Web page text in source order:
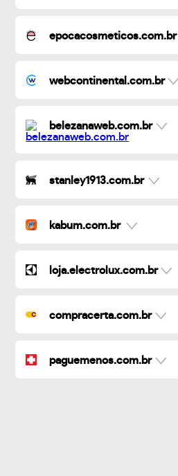
epocacosmeticos.com.br
webcontinental.com.br
belezanaweb.com.br
stanley1913.com.br
kabum.com.br
loja.electrolux.com.br
compracerta.com.br
paguemenos.com.br